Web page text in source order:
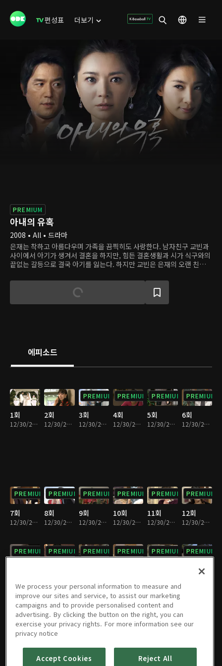
편성표 더보기
PREMIUM
아내의 유혹
2008 • All • 드라마
은재는 착하고 아름다우며 가족을 끔찍히도 사랑한다. 남자친구 교빈과
사이에서 아기가 생겨서 결혼을 하지만, 힘든 결혼생활과 시가 식구와의
끝없는 갈등으로 결국 아기를 잃는다. 하지만 교빈은 은재의 오랜 친구이
해 은재의 목숨을 위험에 빠뜨린다. 믿었던 사람들에게 모두 배신당하고
사고로 만신창이가 된 은재는 민현주 사장의 도움으로 목숨을 건지고 새
신분을 얻는다. 이제 민 사장의 딸 소희가 된 은재는 교빈과 애리, 교빈의
에피소드
1회
12/30/2022 • 36분
2회
12/30/2022 • 36분
PREMIUM
3회
12/30/2022 • 38분
PREMIUM
4회
12/30/2022 • 36분
PREMIUM
5회
12/30/2022 • 36분
PREMIUM
6회
12/30/2022 • 37분
PREMIUM
7회
12/30/2022 • 36분
PREMIUM
8회
12/30/2022 • 37분
PREMIUM
9회
12/30/2022 • 37분
PREMIUM
10회
12/30/2022 • 36분
PREMIUM
11회
12/30/2022 • 36분
PREMIUM
12회
12/30/2022 • 36분
PREMIUM PREMIUM PREMIUM PREMIUM PREMIUM PREMIUM
PREMIUM
19회
12/30/2022 • 34분
PREMIUM
20회
PREMIUM
21회
PREMIUM
22회
PREMIUM
23회 24회
We process your personal information to measure and
improve our sites and service, to assist our marketing
campaigns and to provide personalised content and
advertising. By clicking the button on the right, you can
exercise your privacy rights. For more information see our
privacy notice
Accept Cookies Reject All